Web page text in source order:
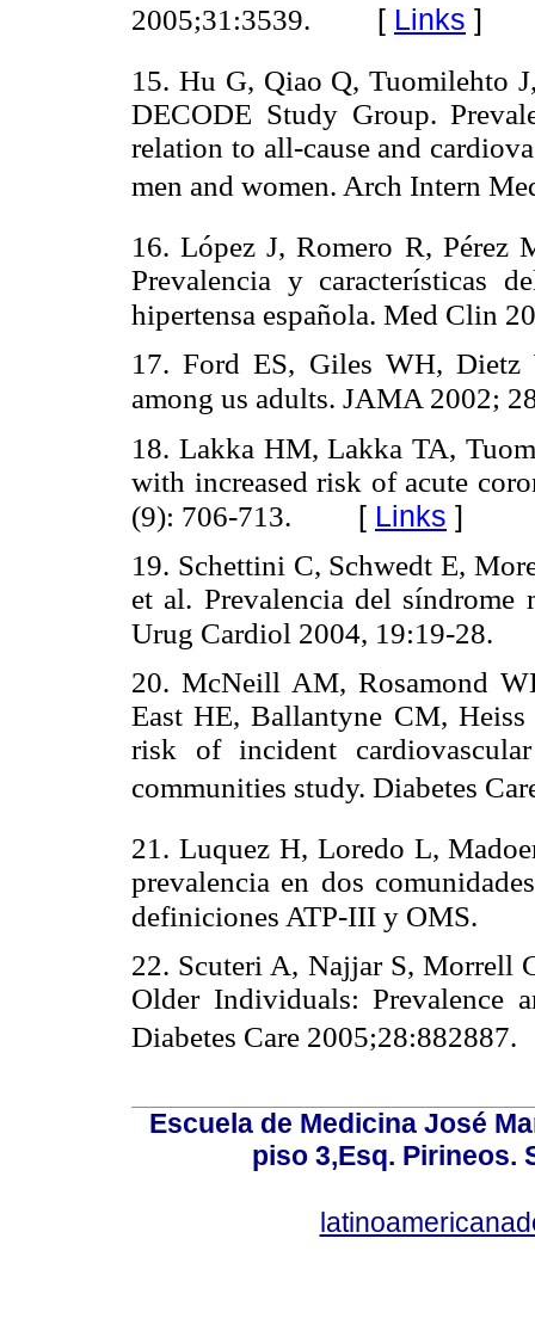
2005;31:3539. [ Links ]
15. Hu G, Qiao Q, Tuomilehto
DECODE Study Group.
relation to all-cause and
men and women. Arch Intern
16. López J, Romero R,
Prevalencia y características
hipertensa española. Med Clin
17. Ford ES, Giles WH, Dietz
among us adults. JAMA 2002;
18. Lakka HM, Lakka TA,
with increased risk of acute
(9): 706-713. [ Links ]
19. Schettini C, Schwedt E,
et al. Prevalencia del síndrome
Urug Cardiol 2004, 19:19-28.
20. McNeill AM, Rosamond
East HE, Ballantyne CM,
risk of incident
communities study. Diabetes
21. Luquez H, Loredo L,
prevalencia en dos
definiciones ATP-III y OMS.
22. Scuteri A, Najjar S, Morrell
Older Individuals: Prevalence
Diabetes Care 2005;28:882887.
Escuela de Medicina José
piso 3,Esq. Pirineos.